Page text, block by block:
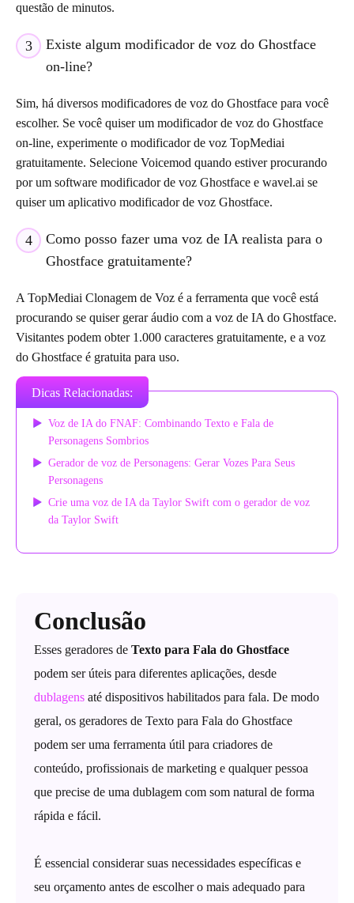
questão de minutos.
3
Existe algum modificador de voz do Ghostface
on-line?
Sim, há diversos modificadores de voz do Ghostface para você
escolher. Se você quiser um modificador de voz do Ghostface
on-line, experimente o modificador de voz TopMediai
gratuitamente. Selecione Voicemod quando estiver procurando
por um software modificador de voz Ghostface e wavel.ai se
quiser um aplicativo modificador de voz Ghostface.
4
Como posso fazer uma voz de IA realista para o
Ghostface gratuitamente?
A TopMediai Clonagem de Voz é a ferramenta que você está
procurando se quiser gerar áudio com a voz de IA do Ghostface.
Visitantes podem obter 1.000 caracteres gratuitamente, e a voz
do Ghostface é gratuita para uso.
Dicas Relacionadas:
Voz de IA do FNAF: Combinando Texto e Fala de
Personagens Sombrios
Gerador de voz de Personagens: Gerar Vozes Para Seus
Personagens
Crie uma voz de IA da Taylor Swift com o gerador de voz
da Taylor Swift
Conclusão
Esses geradores de Texto para Fala do Ghostface
podem ser úteis para diferentes aplicações, desde
dublagens até dispositivos habilitados para fala. De modo
geral, os geradores de Texto para Fala do Ghostface
podem ser uma ferramenta útil para criadores de
conteúdo, profissionais de marketing e qualquer pessoa
que precise de uma dublagem com som natural de forma
rápida e fácil.
É essencial considerar suas necessidades específicas e
seu orçamento antes de escolher o mais adequado para